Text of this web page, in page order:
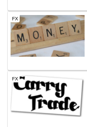
FX
FX